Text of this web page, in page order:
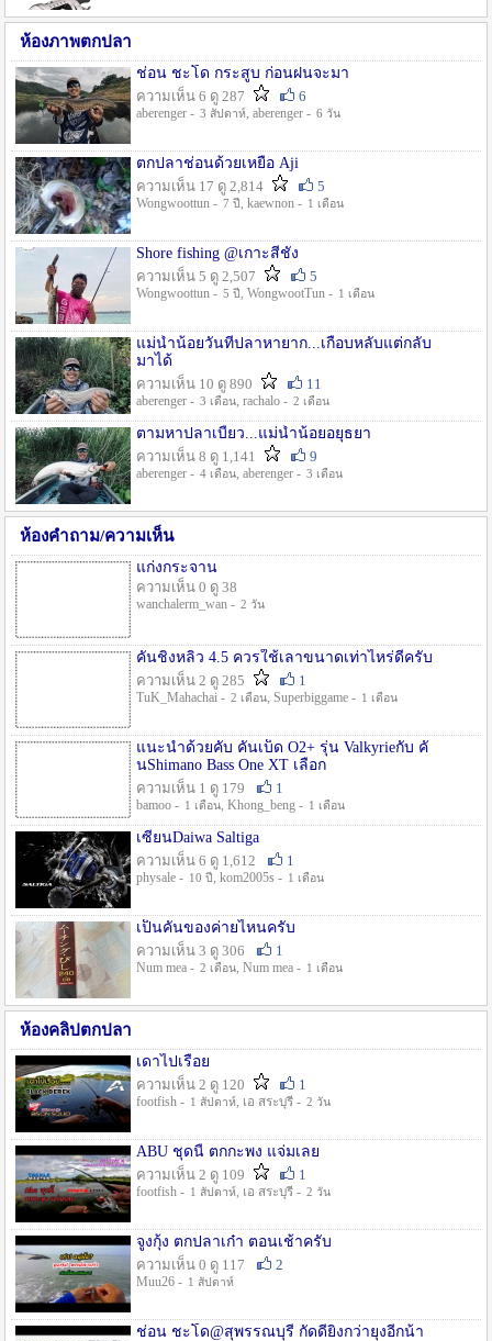
ห้องภาพตกปลา
ช่อน ชะโด กระสูบ ก่อนฝนจะมา
ความเห็น 6 ดู 287
6
aberenger - 3 สัปดาห์, aberenger - 6 วัน
ตกปลาช่อนด้วยเหยื่อ Aji
ความเห็น 17 ดู 2,814
5
Wongwoottun - 7 ปี , kaewnon - 1 เดือน
Shore fishing @เกาะสีชัง
ความเห็น 5 ดู 2,507
5
Wongwoottun - 5 ปี , WongwootTun - 1 เดือน
แม่น้ำน้อยวันที่ปลาหายาก...เกือบหลับแต่กลับ
มาได้
ความเห็น 10 ดู 890
11
aberenger - 3 เดือน, rachalo - 2 เดือน
ตามหาปลาเบี้ยว...แม่น้ำน้อยอยุธยา
ความเห็น 8 ดู 1,141
9
aberenger - 4 เดือน, aberenger - 3 เดือน
ห้องคำถาม/ความเห็น
แก่งกระจาน
ความเห็น 0 ดู 38
wanchalerm_wan - 2 วัน
คันชิงหลิว 4.5 ควรใช้เลาขนาดเท่าไหร่ดีครับ
ความเห็น 2 ดู 285
1
TuK_Mahachai - 2 เดือน, Superbiggame - 1 เดือน
แนะนำด้วยคับ คันเบ็ด O2+ รุ่น Valkyrieกับ คั
นShimano Bass One XT เลือก
ความเห็น 1 ดู 179
1
bamoo - 1 เดือน, Khong_beng - 1 เดือน
เซียนDaiwa Saltiga
ความเห็น 6 ดู 1,612
1
physale - 10 ปี , kom2005s - 1 เดือน
เป็นคันของค่ายไหนครับ
ความเห็น 3 ดู 306
1
Num mea - 2 เดือน, Num mea - 1 เดือน
ห้องคลิปตกปลา
เดาไปเรื่อย
ความเห็น 2 ดู 120
1
footfish - 1 สัปดาห์, เอ สระบุรี - 2 วัน
ABU ชุดนี้ ตกกะพง แจ่มเลย
ความเห็น 2 ดู 109
1
footfish - 1 สัปดาห์, เอ สระบุรี - 2 วัน
จูงกุ้ง ตกปลาเก๋า ตอนเช้าครับ
ความเห็น 0 ดู 117
2
Muu26 - 1 สัปดาห์
ช่อน ชะโด@สุพรรณบุรี กัดดียิ่งกว่ายุงอีกน้า